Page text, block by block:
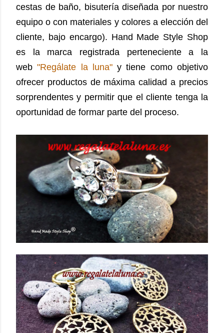
cestas de baño, bisutería diseñada por nuestro
equipo o con materiales y colores a elección del
cliente, bajo encargo). Hand Made Style Shop
es la marca registrada perteneciente a la
web"Regálate la luna"y tiene como objetivo
ofrecer productos de máxima calidad a precios
sorprendentes y permitir que el cliente tenga la
oportunidad de formar parte del proceso.